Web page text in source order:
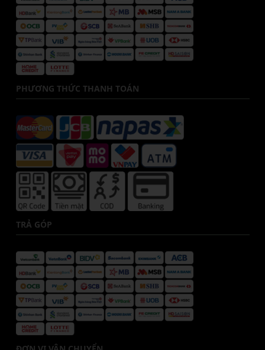
PHƯƠNG THỨC THANH TOÁN
TRẢ GÓP